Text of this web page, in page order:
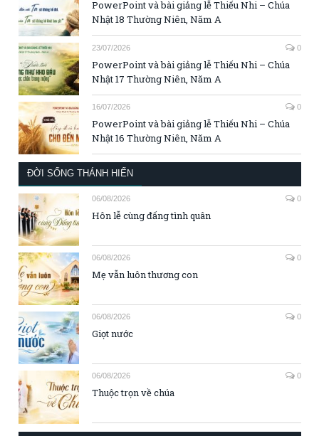
PowerPoint và bài giảng lễ Thiếu Nhi – Chúa
Nhật 18 Thường Niên, Năm A
23/07/2026 0
PowerPoint và bài giảng lễ Thiếu Nhi – Chúa
Nhật 17 Thường Niên, Năm A
16/07/2026 0
PowerPoint và bài giảng lễ Thiếu Nhi – Chúa
Nhật 16 Thường Niên, Năm A
ĐỜI SỐNG THÁNH HIẾN
06/08/2026 0
Hôn lễ cùng đấng tình quân
06/08/2026 0
Mẹ vẫn luôn thương con
06/08/2026 0
Giọt nước
06/08/2026 0
Thuộc trọn về chúa